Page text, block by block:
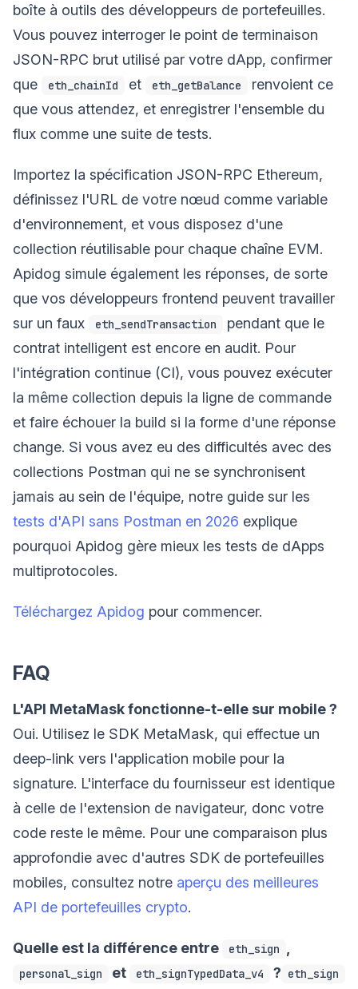
boîte à outils des développeurs de portefeuilles.
Vous pouvez interroger le point de terminaison
JSON-RPC brut utilisé par votre dApp, confirmer
que
eth_chainId et eth_getBalance
renvoient ce
que vous attendez, et enregistrer l'ensemble du
flux comme une suite de tests.
Importez la spécification JSON-RPC Ethereum,
définissez l'URL de votre nœud comme variable
d'environnement, et vous disposez d'une
collection réutilisable pour chaque chaîne EVM.
Apidog simule également les réponses, de sorte
que vos développeurs frontend peuvent travailler
sur un faux
eth_sendTransaction
pendant que le
contrat intelligent est encore en audit. Pour
l'intégration continue (CI), vous pouvez exécuter
la même collection depuis la ligne de commande
et faire échouer la build si la forme d'une réponse
change. Si vous avez eu des difficultés avec des
collections Postman qui ne se synchronisent
jamais au sein de l'équipe, notre guide sur les
tests d'API sans Postman en 2026 explique
pourquoi Apidog gère mieux les tests de dApps
multiprotocoles.
Téléchargez Apidog pour commencer.
FAQ
L'API MetaMask fonctionne-t-elle sur mobile ?
Oui. Utilisez le SDK MetaMask, qui effectue un
deep-link vers l'application mobile pour la
signature. L'interface du fournisseur est identique
à celle de l'extension de navigateur, donc votre
code reste le même. Pour une comparaison plus
approfondie avec d'autres SDK de portefeuilles
mobiles, consultez notre aperçu des meilleures
API de portefeuilles crypto.
Quelle est la différence entre eth_sign
personal_sign et eth_signTypedData_v4 ? eth_sign